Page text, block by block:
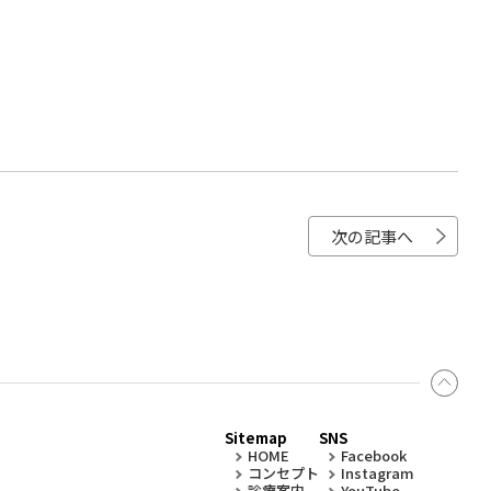
次の記事へ
Sitemap
HOME
コンセプト
SNS
Facebook
Instagram